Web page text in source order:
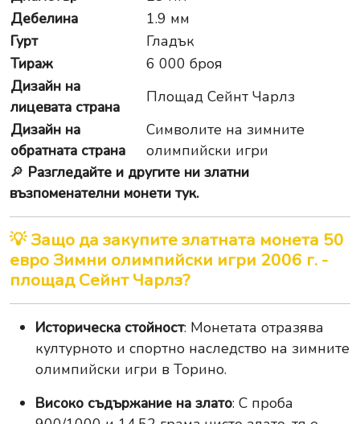
Дебелина
1.9 мм
Гурт
Гладък
Тираж
6 000 броя
Дизайн на
лицевата страна
Площад Сейнт Чарлз
Дизайн на
обратната страна
Символите на зимните
олимпийски игри
🔎 Разгледайте и другите ни златни
възпоменателни монети тук.
💡 Защо да закупите златната монета 50
евро Зимни олимпийски игри 2006 г. -
площад Сейнт Чарлз?
Историческа стойност: Монетата отразява
културното и спортно наследство на зимните
олимпийски игри в Торино.
Високо съдържание на злато: С проба